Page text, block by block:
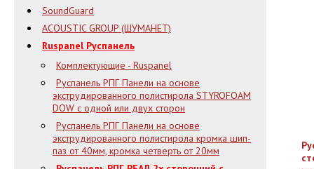
SoundGuard
ACOUSTIC GROUP (ШУМАНЕТ)
Ruspanel Руспанель
Комплектующие - Ruspanel
Руспанель РПГ Панели на основе
экструдированного полистирола STYROFOAM
DOW с одной или двух сторон
Руспанель РПГ Панели на основе
экструдированного полистирола кромка шип-
паз от 40мм, кромка четверть от 20мм